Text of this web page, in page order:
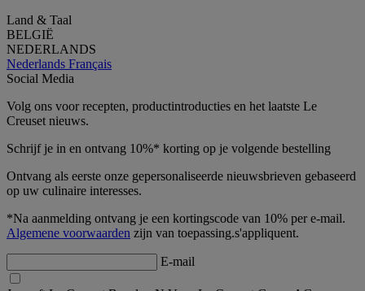
Land & Taal
BELGIË
NEDERLANDS
Nederlands Français
Social Media
Volg ons voor recepten, productintroducties en het laatste Le
Creuset nieuws.
Schrijf je in en ontvang 10%* korting op je volgende bestelling
Ontvang als eerste onze gepersonaliseerde nieuwsbrieven gebaseerd
op uw culinaire interesses.
*Na aanmelding ontvang je een kortingscode van 10% per e-mail.
Algemene voorwaarden zijn van toepassing.s'appliquent.
E-mail